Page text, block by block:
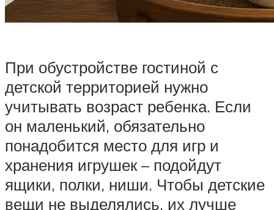
При обустройстве гостиной с
детской территорией нужно
учитывать возраст ребенка. Если
он маленький, обязательно
понадобится место для игр и
хранения игрушек – подойдут
ящики, полки, ниши. Чтобы детские
вещи не выделялись, их лучше